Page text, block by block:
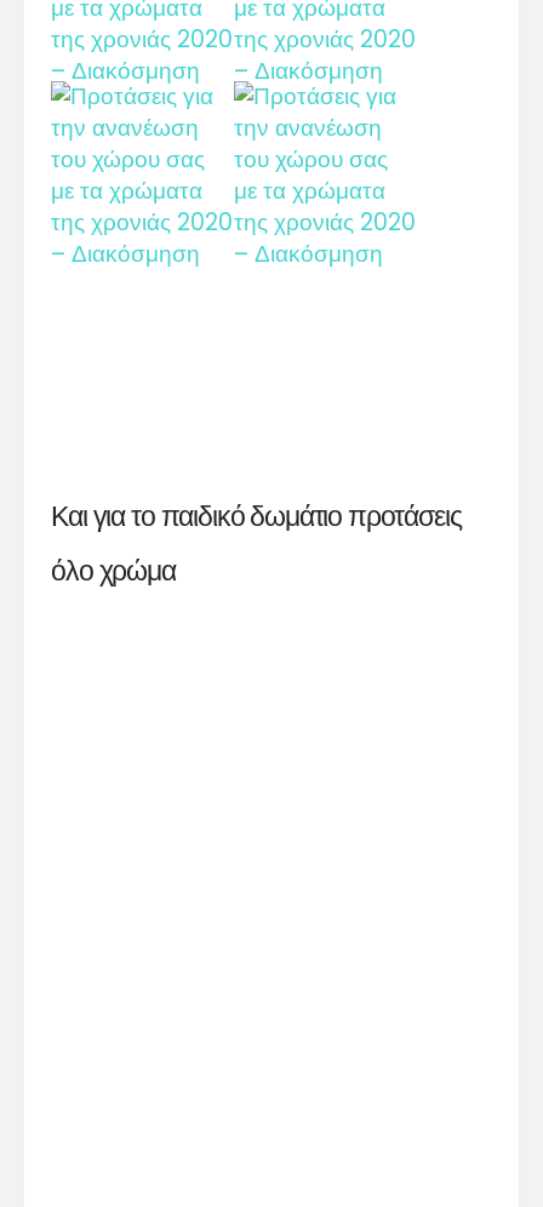
Και για το παιδικό δωμάτιο προτάσεις
όλο χρώμα